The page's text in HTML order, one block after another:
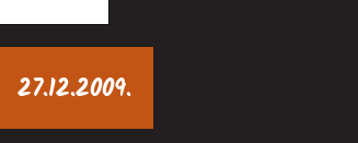
27.12.2009.